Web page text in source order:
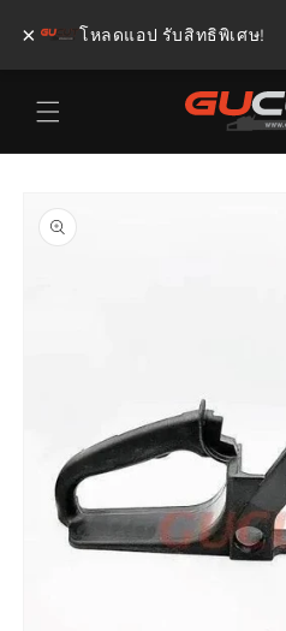
ข้ามไป
ยัง
เนื้อหา
ยังข้อมูล
สินค้า
× โหลดแอป รับสิทธิพิเศษ!